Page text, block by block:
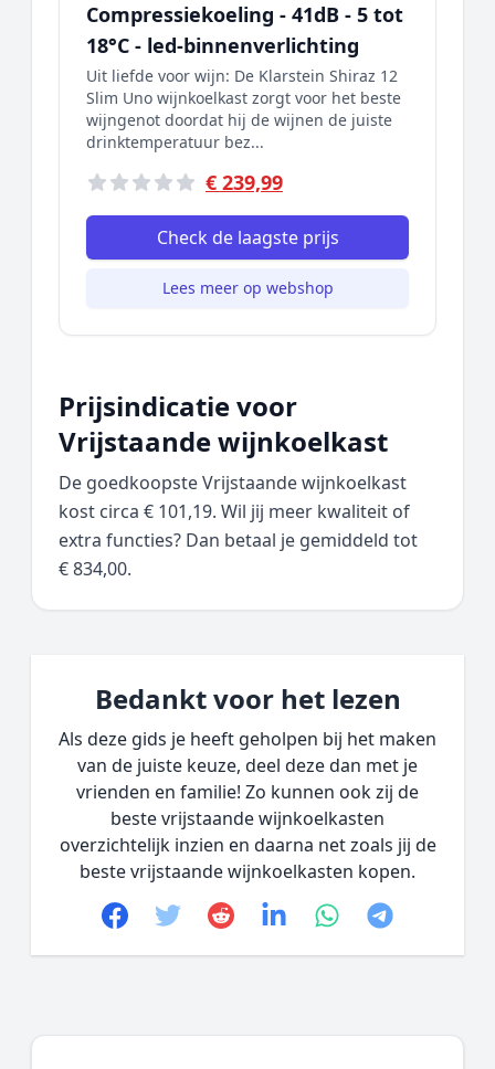
Compressiekoeling - 41dB - 5 tot
18°C - led-binnenverlichting
Uit liefde voor wijn: De Klarstein Shiraz 12
Slim Uno wijnkoelkast zorgt voor het beste
wijngenot doordat hij de wijnen de juiste
drinktemperatuur bez...
€ 239,99
Check de laagste prijs
Lees meer op webshop
Prijsindicatie voor
Vrijstaande wijnkoelkast
De goedkoopste Vrijstaande wijnkoelkast
kost circa € 101,19. Wil jij meer kwaliteit of
extra functies? Dan betaal je gemiddeld tot
€ 834,00.
Bedankt voor het lezen
Als deze gids je heeft geholpen bij het maken
van de juiste keuze, deel deze dan met je
vrienden en familie! Zo kunnen ook zij de
beste vrijstaande wijnkoelkasten
overzichtelijk inzien en daarna net zoals jij de
beste vrijstaande wijnkoelkasten kopen.
Facebook
TwitterRedditlinkedinwhatsapp
telegram